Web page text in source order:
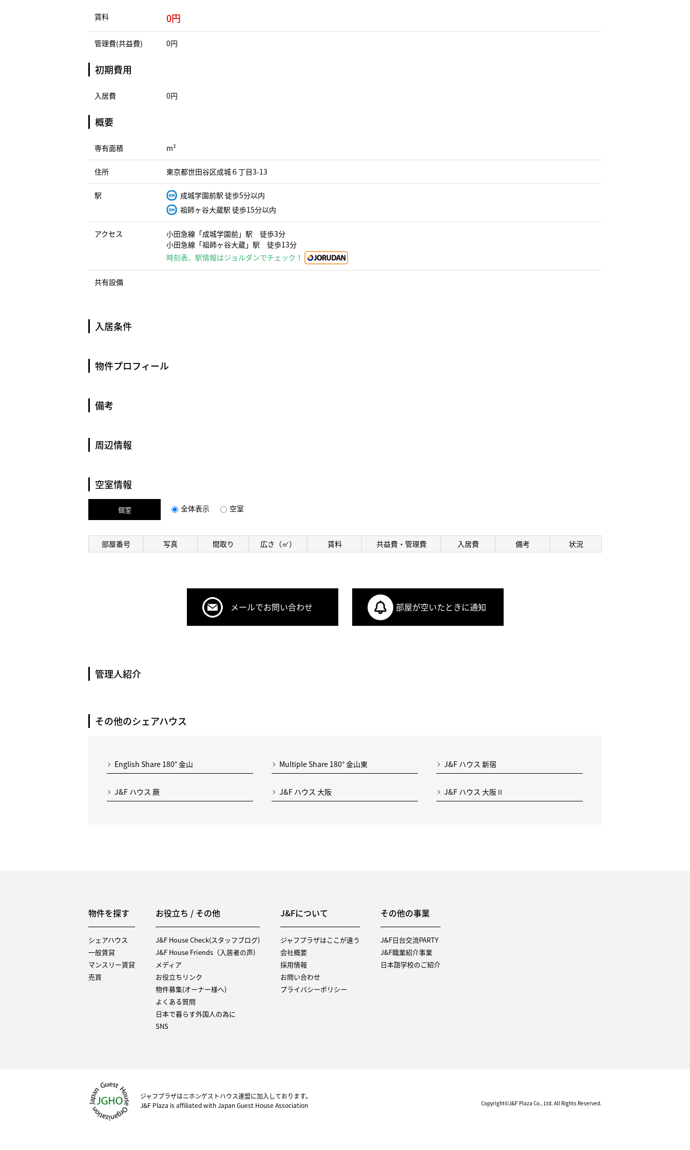
賃料 0円
管理費(共益費) 0円
初期費用
入居費 0円
概要
専有面積 m²
住所 東京都世田谷区成城６丁目3-13
駅
成城学園前駅 徒歩5分以内
祖師ヶ谷大蔵駅 徒歩15分以内
アクセス
小田急線「成城学園前」駅 徒歩3分
小田急線「祖師ヶ谷大蔵」駅 徒歩13分
時刻表、駅情報はジョルダンでチェック！
共有設備
入居条件
物件プロフィール
備考
周辺情報
空室情報
個室 全体表示 空室
部屋番号 写真 間取り 広さ（㎡） 賃料 共益費・管理費 入居費 備考 状況
メールでお問い合わせ 部屋が空いたときに通知
管理人紹介
その他のシェアハウス
English Share 180° 金山 Multiple Share 180° 金山東 J&F ハウス 新宿
J&F ハウス 蕨 J&F ハウス 大阪 J&F ハウス 大阪Ⅱ
物件を探す
シェアハウス
一般賃貸
マンスリー賃貸
売買
お役立ち / その他
J&F House Check(スタッフブログ)
J&F House Friends（入居者の声)
メディア
お役立ちリンク
物件募集(オーナー様へ)
よくある質問
日本で暮らす外国人の為に
SNS
J&Fについて
ジャフプラザはここが違う
会社概要
採用情報
お問い合わせ
プライバシーポリシー
その他の事業
J&F日台交流PARTY
J&F職業紹介事業
日本語学校のご紹介
ジャフプラザはニホンゲストハウス連盟に加入しております。
J&F Plaza is affiliated with Japan Guest House Association
Copyright©J&F Plaza Co., Ltd. All Rights Reserved.